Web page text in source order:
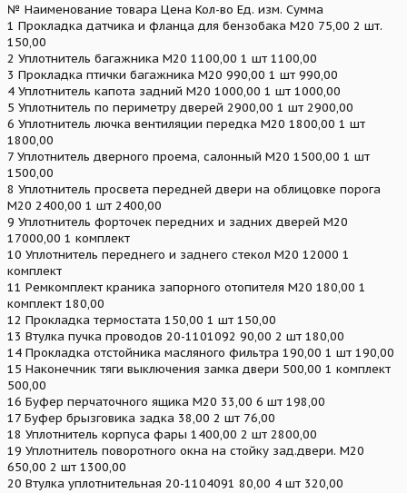
№ Наименование товара Цена Кол-во Ед. изм. Сумма
1 Прокладка датчика и фланца для бензобака М20 75,00 2 шт.
150,00
2 Уплотнитель багажника М20 1100,00 1 шт 1100,00
3 Прокладка птички багажника М20 990,00 1 шт 990,00
4 Уплотнитель капота задний М20 1000,00 1 шт 1000,00
5 Уплотнитель по периметру дверей 2900,00 1 шт 2900,00
6 Уплотнитель лючка вентиляции передка М20 1800,00 1 шт
1800,00
7 Уплотнитель дверного проема, салонный М20 1500,00 1 шт
1500,00
8 Уплотнитель просвета передней двери на облицовке порога
М20 2400,00 1 шт 2400,00
9 Уплотнитель форточек передних и задних дверей М20
17000,00 1 комплект
10 Уплотнитель переднего и заднего стекол М20 12000 1
комплект
11 Ремкомплект краника запорного отопителя М20 180,00 1
комплект 180,00
12 Прокладка термостата 150,00 1 шт 150,00
13 Втулка пучка проводов 20-1101092 90,00 2 шт 180,00
14 Прокладка отстойника масляного фильтра 190,00 1 шт 190,00
15 Наконечник тяги выключения замка двери 500,00 1 комплект
500,00
16 Буфер перчаточного ящика М20 33,00 6 шт 198,00
17 Буфер брызговика задка 38,00 2 шт 76,00
18 Уплотнитель корпуса фары 1400,00 2 шт 2800,00
19 Уплотнитель поворотного окна на стойку зад.двери. М20
650,00 2 шт 1300,00
20 Втулка уплотнительная 20-1104091 80,00 4 шт 320,00